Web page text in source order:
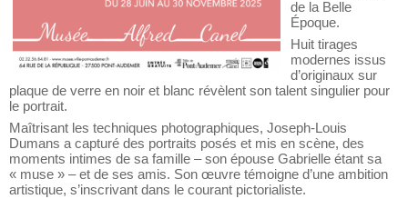
de la Belle
Époque.
Huit tirages
modernes issus
d’originaux sur
plaque de verre en noir et blanc révèlent son talent singulier pour
le portrait.
Maîtrisant les techniques photographiques, Joseph-Louis
Dumans a capturé des portraits posés et mis en scène, des
moments intimes de sa famille – son épouse Gabrielle étant sa
« muse » – et de ses amis. Son œuvre témoigne d’une ambition
artistique, s’inscrivant dans le courant pictorialiste.